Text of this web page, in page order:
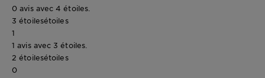
0 avis avec 4 étoiles.
3 étoilesétoiles
1
1 avis avec 3 étoiles.
2 étoilesétoiles
0